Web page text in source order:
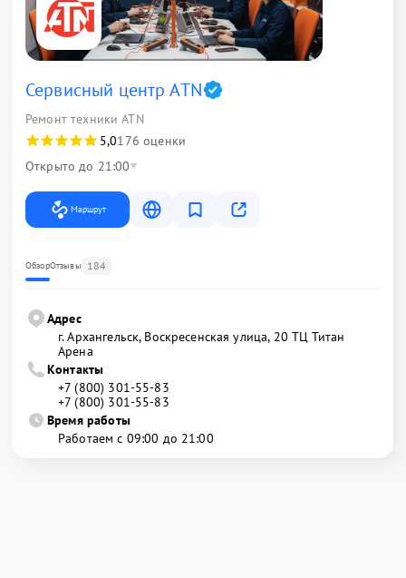
Сервисный центр ATN
Ремонт техники ATN
5,0176 оценки
Открыто до 21:00
Маршрут
ОбзорОтзывы 184
Адрес
г. Архангельск, Воскресенская улица, 20 ТЦ Титан
Арена
Контакты
+7 (800) 301-55-83
+7 (800) 301-55-83
Время работы
Работаем с 09:00 до 21:00